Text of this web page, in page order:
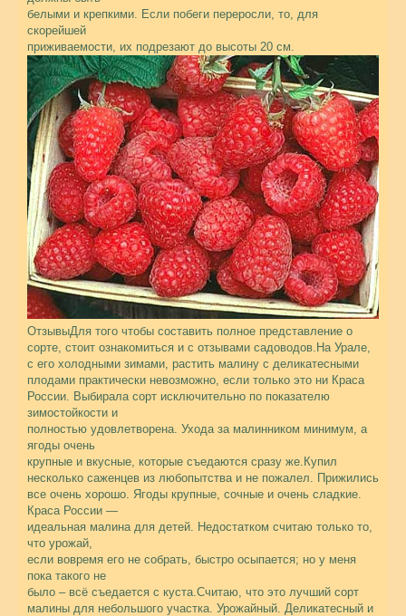
белыми и крепкими. Если побеги переросли, то, для
скорейшей
приживаемости, их подрезают до высоты 20 см.
ОтзывыДля того чтобы составить полное представление о
сорте, стоит ознакомиться и с отзывами садоводов.На Урале,
с его холодными зимами, растить малину с деликатесными
плодами практически невозможно, если только это ни Краса
России. Выбирала сорт исключительно по показателю
зимостойкости и
полностью удовлетворена. Ухода за малинником минимум, а
ягоды очень
крупные и вкусные, которые съедаются сразу же.Купил
несколько саженцев из любопытства и не пожалел. Прижились
все очень хорошо. Ягоды крупные, сочные и очень сладкие.
Краса России —
идеальная малина для детей. Недостатком считаю только то,
что урожай,
если вовремя его не собрать, быстро осыпается; но у меня
пока такого не
было – всё съедается с куста.Считаю, что это лучший сорт
малины для небольшого участка. Урожайный. Деликатесный и